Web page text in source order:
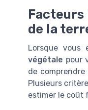
de la
Lorsque vous
végétale pour
de
Plusieurs
estimer le coût